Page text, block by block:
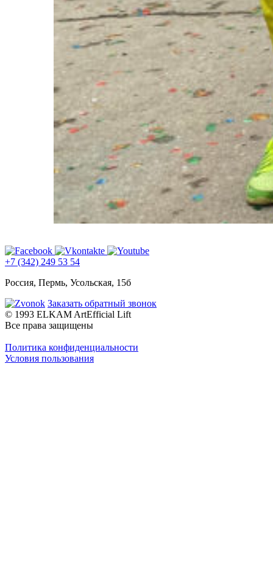
+7 (342) 249 53 54
Россия, Пермь, Усольская, 15б
Заказать обратный звонок
© 1993 ELKAM ArtEfficial Lift
Все права защищены
Политика конфиденциальности
Условия пользования